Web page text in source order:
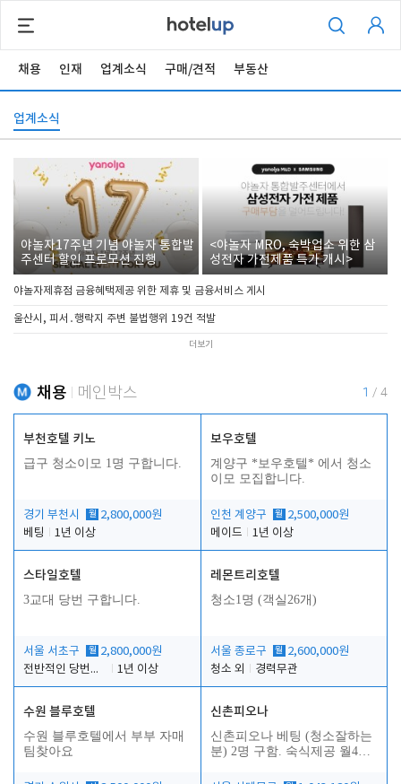
채용 인재 업계소식 구매/견적 부동산
업계소식
야놀자17주년 기념 야놀자 통합발
주센터 할인 프로모션 진행
<야놀자 MRO, 숙박업소 위한 삼
성전자 가전제품 특가 개시>
야놀자제휴점 금융혜택제공 위한 제휴 및 금융서비스 게시
울산시, 피서․행락지 주변 불법행위 19건 적발
더보기
채용 메인박스 1 / 4
부천호텔 키노
급구 청소이모 1명 구합니다.
경기 부천시 월 2,800,000원
베팅
1년 이상
보우호텔
계양구 *보우호텔* 에서 청소
이모 모집합니다.
인천 계양구 월 2,500,000원
메이드
1년 이상
스타일호텔
3교대 당번 구합니다.
서울 서초구 월 2,800,000원
전반적인 당번업무
1년 이상
레몬트리호텔
청소1명 (객실26개)
서울 종로구 월 2,600,000원
청소 외
경력무관
수원 블루호텔
수원 블루호텔에서 부부 자매
팀찾아요
신촌피오나
신촌피오나 베팅 (청소잘하는
분) 2명 구함. 숙식제공 월4회